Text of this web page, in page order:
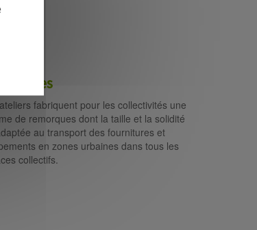
fabriquent pour les collectivités une
de remorques dont la taille et la solidité
au transport des fournitures et
en zones urbaines dans tous les
collectifs.